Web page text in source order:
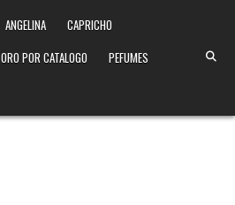
ANGELINA
CAPRICHO
ORO POR CATALOGO
PEFUMES